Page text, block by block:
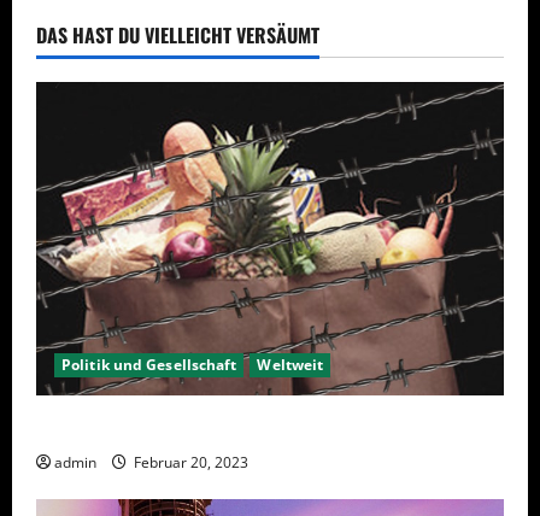
DAS HAST DU VIELLEICHT VERSÄUMT
Politik und Gesellschaft Weltweit
admin Februar 20, 2023